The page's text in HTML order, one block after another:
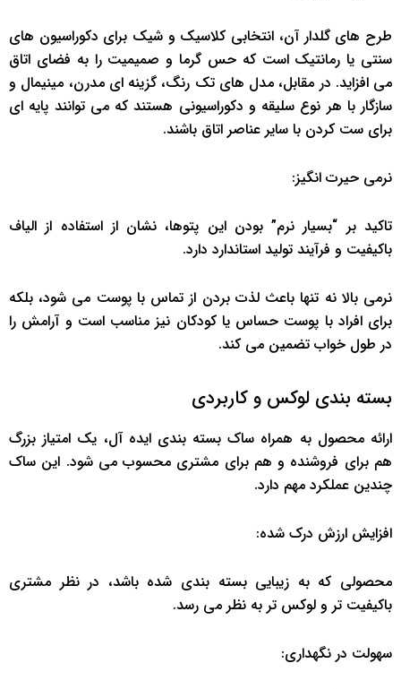
طرح های گلدار آن، انتخابی کلاسیک و شیک برای دکوراسیون های
سنتی یا رمانتیک است که حس گرما و صمیمیت را به فضای اتاق
می افزاید. در مقابل، مدل های تک رنگ، گزینه ای مدرن، مینیمال و
سازگار با هر نوع سلیقه و دکوراسیونی هستند که می توانند پایه ای
برای ست کردن با سایر عناصر اتاق باشند.
نرمی حیرت انگیز:
تاکید بر “بسیار نرم” بودن این پتوها، نشان از استفاده از الیاف
باکیفیت و فرآیند تولید استاندارد دارد.
نرمی بالا نه تنها باعث لذت بردن از تماس با پوست می شود، بلکه
برای افراد با پوست حساس یا کودکان نیز مناسب است و آرامش را
در طول خواب تضمین می کند.
بسته بندی لوکس و کاربردی
ارائه محصول به همراه ساک بسته بندی ایده آل، یک امتیاز بزرگ
هم برای فروشنده و هم برای مشتری محسوب می شود. این ساک
چندین عملکرد مهم دارد.
افزایش ارزش درک شده:
محصولی که به زیبایی بسته بندی شده باشد، در نظر مشتری
باکیفیت تر و لوکس تر به نظر می رسد.
سهولت در نگهداری: